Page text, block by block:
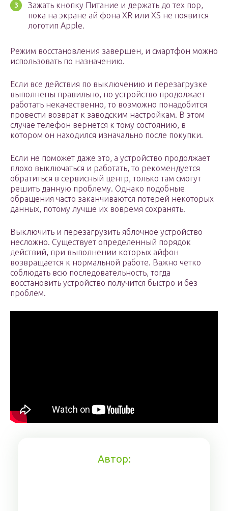
Зажать кнопку Питание и держать до тех пор,
пока на экране ай фона XR или XS не появится
логотип Apple.
Режим восстановления завершен, и смартфон можно
использовать по назначению.
Если все действия по выключению и перезагрузке
выполнены правильно, но устройство продолжает
работать некачественно, то возможно понадобится
провести возврат к заводским настройкам. В этом
случае телефон вернется к тому состоянию, в
котором он находился изначально после покупки.
Если не поможет даже это, а устройство продолжает
плохо выключаться и работать, то рекомендуется
обратиться в сервисный центр, только там смогут
решить данную проблему. Однако подобные
обращения часто заканчиваются потерей некоторых
данных, потому лучше их вовремя сохранять.
Выключить и перезагрузить яблочное устройство
несложно. Существует определенный порядок
действий, при выполнении которых айфон
возвращается к нормальной работе. Важно четко
соблюдать всю последовательность, тогда
восстановить устройство получится быстро и без
проблем.
Автор: